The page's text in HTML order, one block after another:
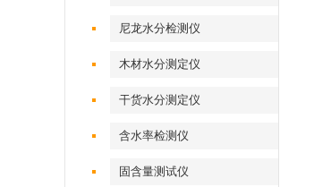
尼龙水分检测仪
木材水分测定仪
干货水分测定仪
含水率检测仪
固含量测试仪